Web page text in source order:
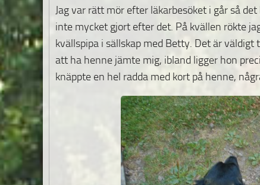
Jag var rätt mör efter läkarbesöket i går så det
inte mycket gjort efter det. På kvällen rökte
kvällspipa i sällskap med Betty. Det är väldigt
att ha henne jämte mig, ibland ligger hon
knäppte en hel radda med kort på henne,